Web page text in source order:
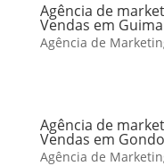
Agência de
Vendas em
Agência de
Agência de
Vendas em
Agência de